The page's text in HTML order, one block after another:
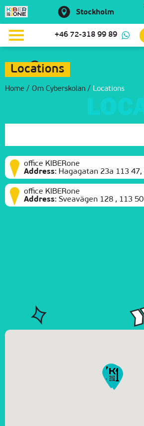
Stockholm
+46 72-318 99 89
Locations
Home / Om Сyberskolan / Locations
office KIBERone
Address: Hagagatan 23a 113
office KIBERone
Address: Sveavägen 128 , 113